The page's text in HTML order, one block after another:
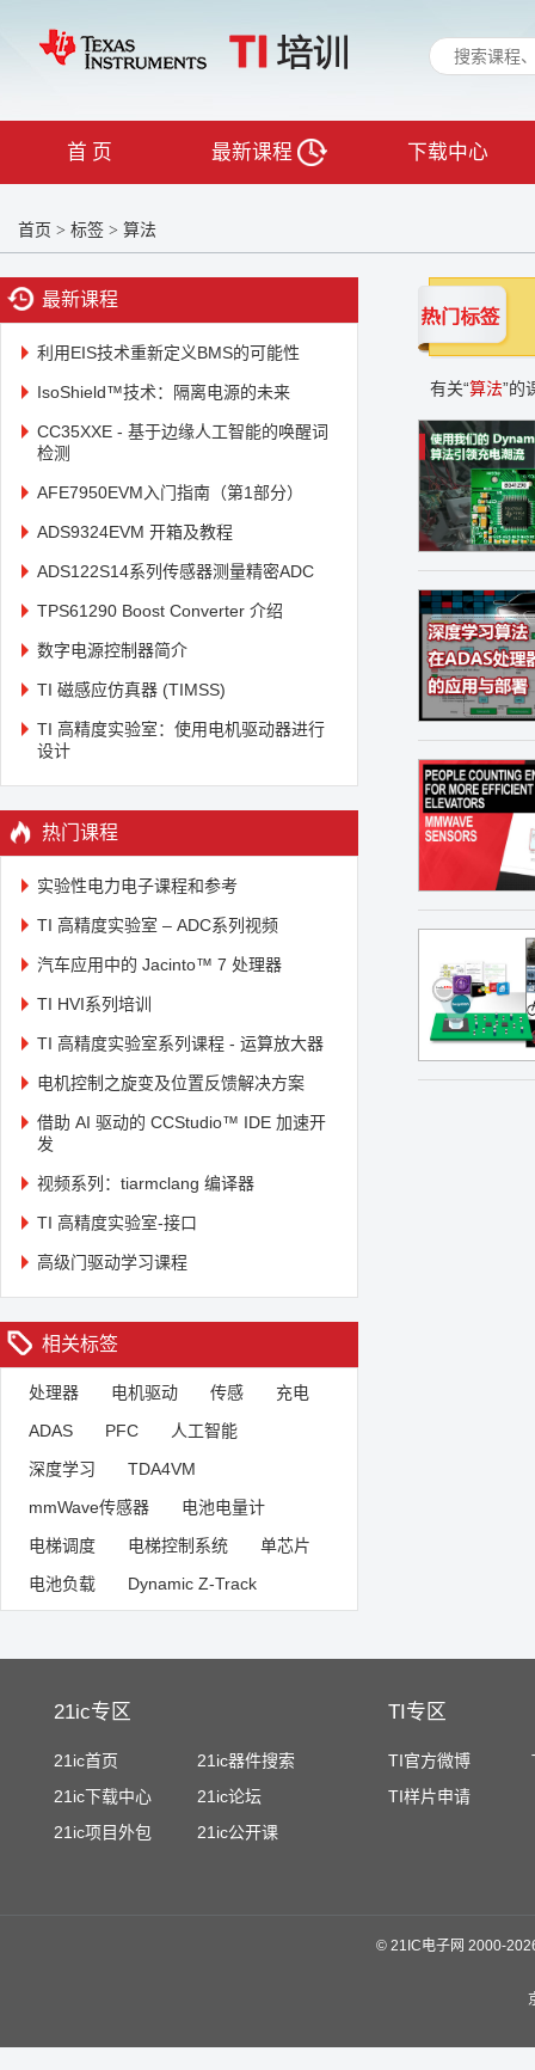
首 页 最新课程 下载中心
首页 > 标签 > 算法
最新课程
利用EIS技术重新定义BMS的可能性
IsoShield™技术：隔离电源的未来
CC35XXE - 基于边缘人工智能的唤醒词
检测
AFE7950EVM入门指南（第1部分）
ADS9324EVM 开箱及教程
ADS122S14系列传感器测量精密ADC
TPS61290 Boost Converter 介绍
数字电源控制器简介
TI 磁感应仿真器 (TIMSS)
TI 高精度实验室：使用电机驱动器进行
设计
热门课程
实验性电力电子课程和参考
TI 高精度实验室 – ADC系列视频
汽车应用中的 Jacinto™ 7 处理器
TI HVI系列培训
TI 高精度实验室系列课程 - 运算放大器
电机控制之旋变及位置反馈解决方案
借助 AI 驱动的 CCStudio™ IDE 加速开
发
视频系列：tiarmclang 编译器
TI 高精度实验室-接口
高级门驱动学习课程
相关标签
处理器 电机驱动 传感
充电
ADAS
PFC
人工智能
深度学习
TDA4VM
mmWave传感器
电池电量计
电梯调度
电梯控制系统
单芯片
电池负载
Dynamic Z-Track
有关“算法”的
21ic专区
21ic首页
21ic器件搜索
21ic下载中心
21ic论坛
21ic项目外包
21ic公开课
TI专区
TI官方微博
TI样片申请
©21IC电子网 2000-